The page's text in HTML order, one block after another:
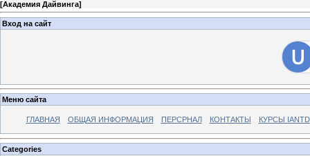
[Академия Дайвинга]
Вход на сайт
Меню сайта
ГЛАВНАЯ ОБЩАЯ ИНФОРМАЦИЯ ПЕРСРНАЛ КОНТАКТЫ КУРСЫ IANTD
Categories